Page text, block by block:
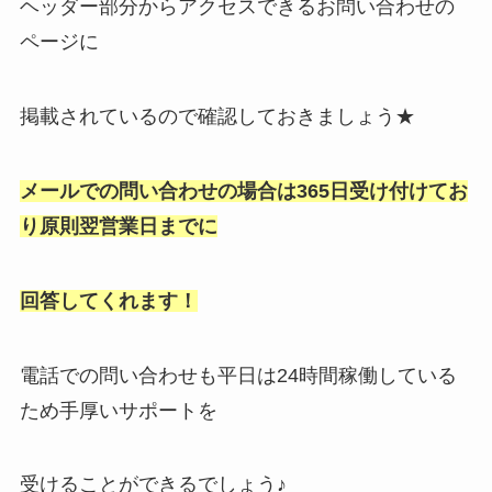
ヘッダー部分からアクセスできるお問い合わせの
ページに
掲載されているので確認しておきましょう★
メールでの問い合わせの場合は365日受け付けてお
り原則翌営業日までに
回答してくれます！
電話での問い合わせも平日は24時間稼働している
ため手厚いサポートを
受けることができるでしょう♪